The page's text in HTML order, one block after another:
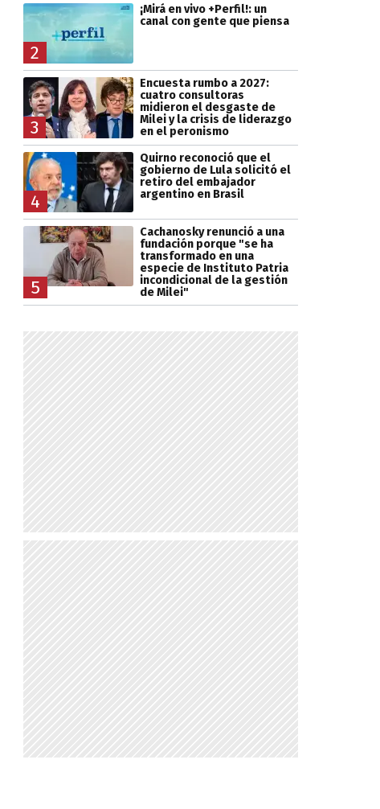
2
¡Mirá en vivo +Perfil!: un
canal con gente que piensa
3
Encuesta rumbo a 2027:
cuatro consultoras
midieron el desgaste de
Milei y la crisis de liderazgo
en el peronismo
4
Quirno reconoció que el
gobierno de Lula solicitó el
retiro del embajador
argentino en Brasil
5
Cachanosky renunció a una
fundación porque "se ha
transformado en una
especie de Instituto Patria
incondicional de la gestión
de Milei"